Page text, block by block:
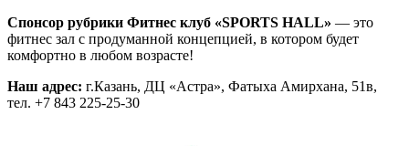
Спонсор рубрики Фитнес клуб «SPORTS HALL» — это
фитнес зал с продуманной концепцией, в котором будет
комфортно в любом возрасте!
Наш адрес: г.Казань, ДЦ «Астра», Фатыха Амирхана, 51в,
тел. +7 843 225-25-30